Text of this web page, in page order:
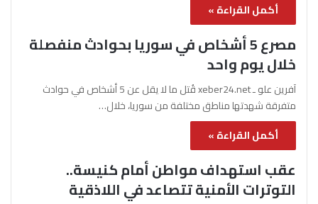
أكمل القراءة »
مصرع 5 أشخاص في سوريا بحوادث منفصلة
خلال يوم واحد
آفرين علو ـ xeber24.net قُتل ما لا يقل عن 5 أشخاص في حوادث
متفرقة شهدتها مناطق مختلفة من سوريا، خلال…
أكمل القراءة »
عقب استهداف مواطن أمام كنيسة..
التوترات الأمنية تتصاعد في اللاذقية